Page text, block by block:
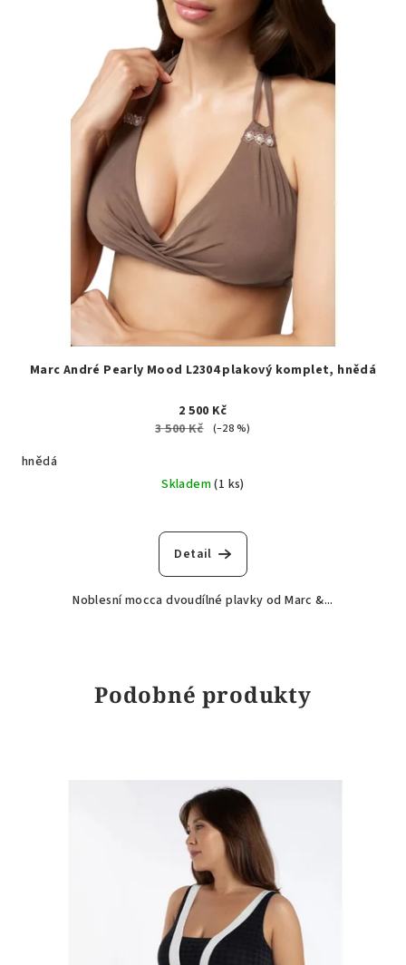
Marc André Pearly Mood L2304 plakový komplet, hnědá
2 500 Kč
3 500 Kč
(–28 %)
hnědá
Skladem(1 ks)
Detail
Noblesní mocca dvoudílné plavky od Marc &...
Podobné produkty